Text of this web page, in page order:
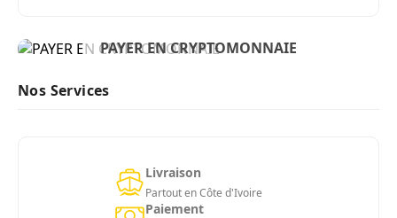
PAYER EN CRYPTOMONNAIE
Nos Services
Livraison
Partout en Côte d'Ivoire
Paiement